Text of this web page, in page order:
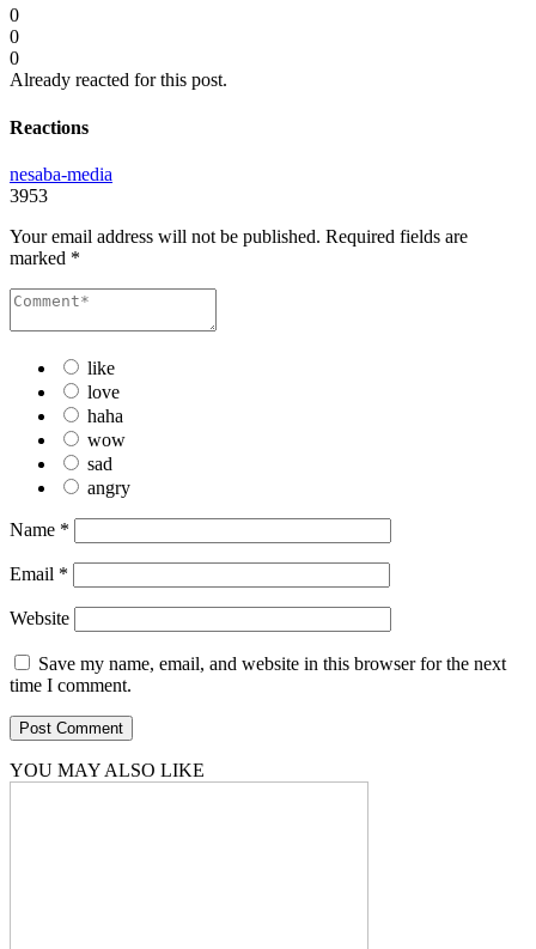
0
0
0
Already reacted for this post.
Reactions
nesaba-media
3953
Your email address will not be published. Required fields are
marked *
like
love
haha
wow
sad
angry
Name *
Email *
Website
Save my name, email, and website in this browser for the next
time I comment.
YOU MAY ALSO LIKE